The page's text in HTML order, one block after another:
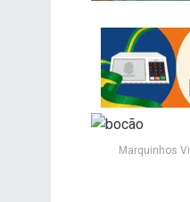
Marquinhos